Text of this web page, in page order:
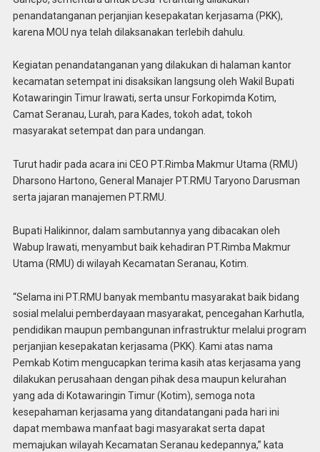
penandatanganan perjanjian kesepakatan kerjasama (PKK),
karena MOU nya telah dilaksanakan terlebih dahulu.
Kegiatan penandatanganan yang dilakukan di halaman kantor
kecamatan setempat ini disaksikan langsung oleh Wakil Bupati
Kotawaringin Timur Irawati, serta unsur Forkopimda Kotim,
Camat Seranau, Lurah, para Kades, tokoh adat, tokoh
masyarakat setempat dan para undangan.
Turut hadir pada acara ini CEO PT.Rimba Makmur Utama (RMU)
Dharsono Hartono, General Manajer PT.RMU Taryono Darusman
serta jajaran manajemen PT.RMU.
Bupati Halikinnor, dalam sambutannya yang dibacakan oleh
Wabup Irawati, menyambut baik kehadiran PT.Rimba Makmur
Utama (RMU) di wilayah Kecamatan Seranau, Kotim.
“Selama ini PT.RMU banyak membantu masyarakat baik bidang
sosial melalui pemberdayaan masyarakat, pencegahan Karhutla,
pendidikan maupun pembangunan infrastruktur melalui program
perjanjian kesepakatan kerjasama (PKK). Kami atas nama
Pemkab Kotim mengucapkan terima kasih atas kerjasama yang
dilakukan perusahaan dengan pihak desa maupun kelurahan
yang ada di Kotawaringin Timur (Kotim), semoga nota
kesepahaman kerjasama yang ditandatangani pada hari ini
dapat membawa manfaat bagi masyarakat serta dapat
memajukan wilayah Kecamatan Seranau kedepannya,” kata